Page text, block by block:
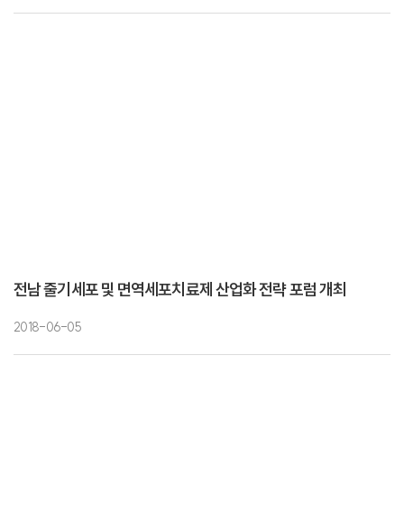
전남 줄기세포 및 면역세포치료제 산업화 전략 포럼 개최
2018-06-05